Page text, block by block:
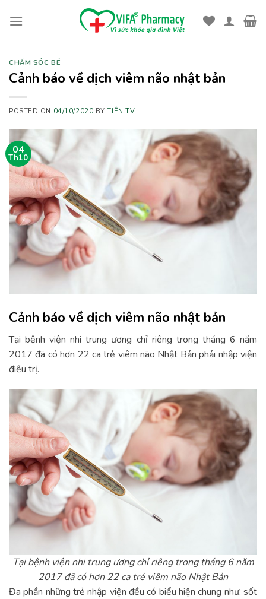
CHĂM SÓC BÉ
Cảnh báo về dịch viêm não nhật bản
POSTED ON 04/10/2020 BYTIÊN TV
04
Th10
Cảnh báo về dịch viêm não nhật bản
Tại bệnh viện nhi trung ương chỉ riêng trong tháng 6 năm
2017 đã có hơn 22 ca trẻ viêm não Nhật Bản phải nhập viện
điều trị.
Tại bệnh viện nhi trung ương chỉ riêng trong tháng 6 năm
2017 đã có hơn 22 ca trẻ viêm não Nhật Bản
Đa phần những trẻ nhập viện đều có biểu hiện chung như: sốt